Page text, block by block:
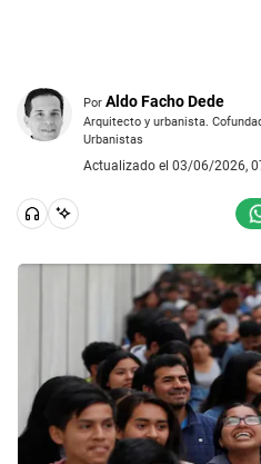
Por Aldo Facho Dede
Arquitecto y urbanista.
Urbanistas
Actualizado el 03/06/2026,